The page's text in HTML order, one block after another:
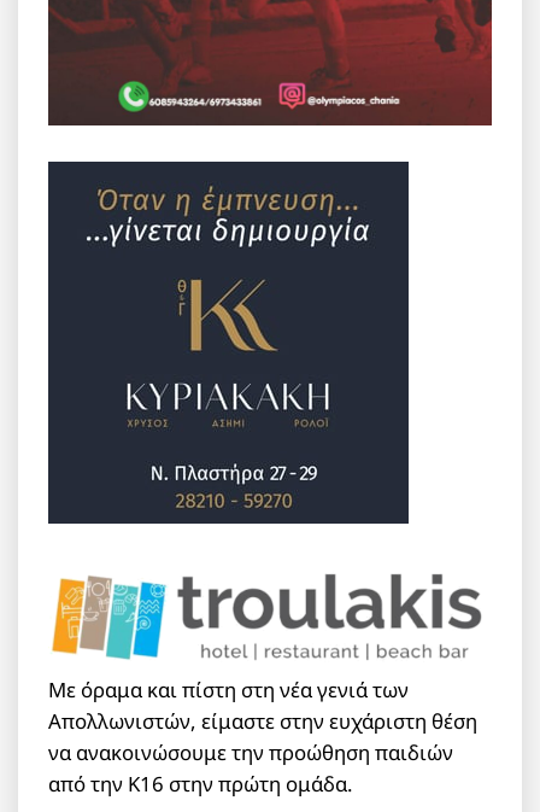
Με όραμα και πίστη στη νέα γενιά των
Απολλωνιστών, είμαστε στην ευχάριστη θέση
να ανακοινώσουμε την προώθηση παιδιών
από την Κ16 στην πρώτη ομάδα.